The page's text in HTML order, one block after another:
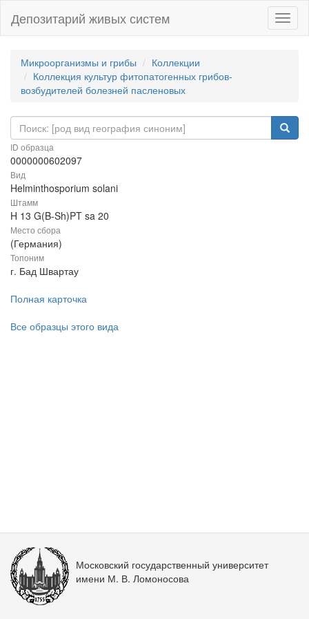
Депозитарий живых систем
Микроорганизмы и грибы
Коллекции
Коллекция культур фитопатогенных грибов-
возбудителей болезней пасленовых
ID образца
0000000602097
Вид
Helminthosporium solani
Штамм
H 13 G(B-Sh)PT sa 20
Место сбора
(Германия)
Топоним
г. Бад Швартау
Полная карточка
Все образцы этого вида
Московский государственный университет
имени М. В. Ломоносова